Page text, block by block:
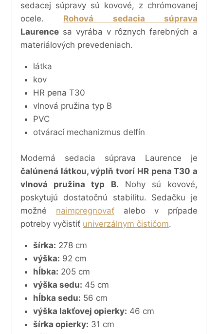
sedacej súpravy sú kovové, z chrómovanej
ocele. Rohová sedacia súprava
Laurence sa vyrába v rôznych farebných a
materiálových prevedeniach.
látka
kov
HR pena T30
vlnová pružina typ B
PVC
otvárací mechanizmus delfín
Moderná sedacia súprava Laurence je
čalúnená látkou, výplň tvorí HR pena T30 a
vlnová pružina typ B. Nohy sú kovové,
poskytujú dostatočnú stabilitu. Sedačku je
možné naimpregnovaťalebo v prípade
potreby vyčistiť univerzálnym čističom.
šírka: 278 cm
výška: 92 cm
hĺbka: 205 cm
výška sedu: 45 cm
hĺbka sedu: 56 cm
výška lakťovej opierky: 46 cm
šírka opierky: 31 cm